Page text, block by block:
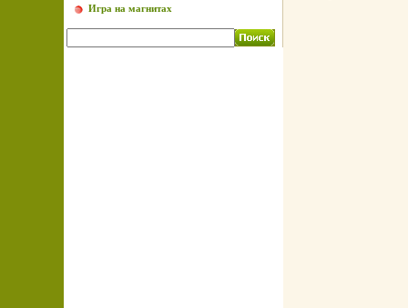
Игра на магнитах